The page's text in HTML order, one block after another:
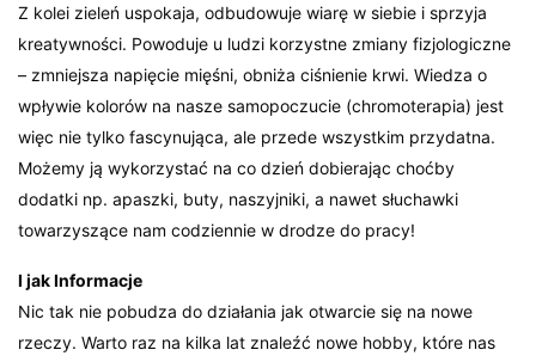
Z kolei zieleń uspokaja, odbudowuje wiarę w siebie i sprzyja
kreatywności. Powoduje u ludzi korzystne zmiany fizjologiczne
– zmniejsza napięcie mięśni, obniża ciśnienie krwi. Wiedza o
wpływie kolorów na nasze samopoczucie (chromoterapia) jest
więc nie tylko fascynująca, ale przede wszystkim przydatna.
Możemy ją wykorzystać na co dzień dobierając choćby
dodatki np. apaszki, buty, naszyjniki, a nawet słuchawki
towarzyszące nam codziennie w drodze do pracy!
I jak Informacje
Nic tak nie pobudza do działania jak otwarcie się na nowe
rzeczy. Warto raz na kilka lat znaleźć nowe hobby, które nas